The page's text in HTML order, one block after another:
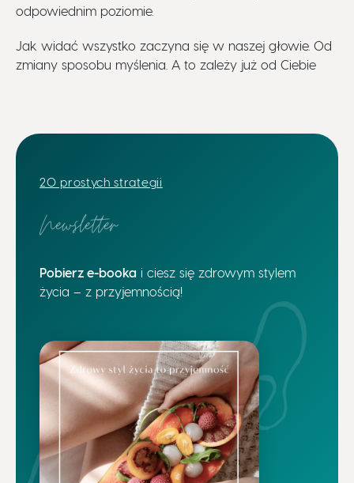
odpowiednim poziomie.
Jak widać wszystko zaczyna się w naszej głowie. Od
zmiany sposobu myślenia. A to zależy już od Ciebie
20 prostych strategii
Newsletter
Pobierz e-booka i ciesz się zdrowym stylem
życia – z przyjemnością!